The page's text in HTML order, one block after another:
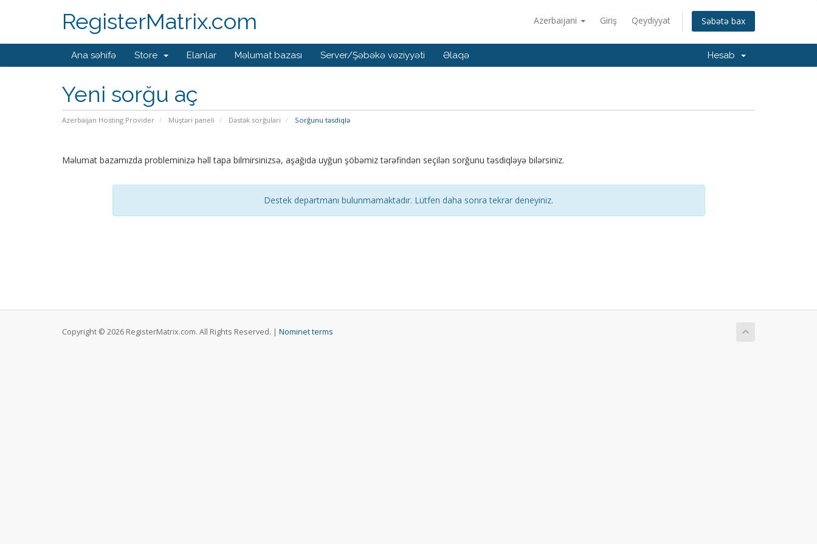
Azerbaijani Giriş Qeydiyyat Səbətə bax
RegisterMatrix.com
Ana səhifə Store Elanlar Məlumat bazası Server/Şəbəkə vəziyyəti Əlaqə Hesab
Yeni sorğu aç
Azerbaijan Hosting Provider Müştəri paneli Dəstək sorğuları Sorğunu təsdiqlə
Məlumat bazamızda probleminizə həll tapa bilmirsinizsə, aşağıda uyğun şöbəmiz tərəfindən seçilən sorğunu təsdiqləyə bilərsiniz.
Destek departmanı bulunmamaktadır. Lütfen daha sonra tekrar deneyiniz.
Copyright © 2026 RegisterMatrix.com. All Rights Reserved. | Nominet terms